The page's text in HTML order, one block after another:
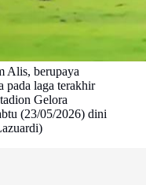
Alis, berupaya
pada laga terakhir
Gelora
(23/05/2026) dini